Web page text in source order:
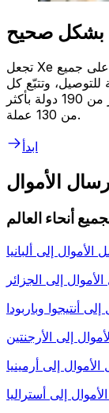
بشكل صحيح
تجعل Xe التحويلات المالية الدولية سهلة وبسيطة. اطّلع على جميع
وتتبّع كل
عملية نقل في الوقت الفعلي. أرسل إلى أكثر من 190 دولة بأكثر
من 130 عملة.
ابدأ
الأموال
أنحاء العالم
الأموال إلى ألبانيا
إلى الجزائر
إلى أنتيجوا وباربودا
إلى الأرجنتين
إلى أرمينيا
إلى أستراليا